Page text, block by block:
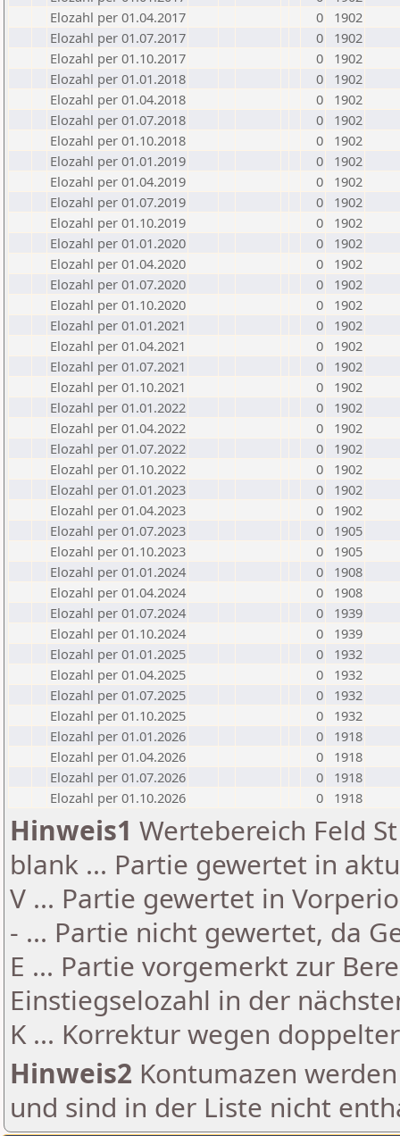
Elozahl per 01.04.2017
0
1902
Elozahl per 01.07.2017
0
1902
Elozahl per 01.10.2017
0
1902
Elozahl per 01.01.2018
0
1902
Elozahl per 01.04.2018
0
1902
Elozahl per 01.07.2018
0
1902
Elozahl per 01.10.2018
0
1902
Elozahl per 01.01.2019
0
1902
Elozahl per 01.04.2019
0
1902
Elozahl per 01.07.2019
0
1902
Elozahl per 01.10.2019
0
1902
Elozahl per 01.01.2020
0
1902
Elozahl per 01.04.2020
0
1902
Elozahl per 01.07.2020
0
1902
Elozahl per 01.10.2020
0
1902
Elozahl per 01.01.2021
0
1902
Elozahl per 01.04.2021
0
1902
Elozahl per 01.07.2021
0
1902
Elozahl per 01.10.2021
0
1902
Elozahl per 01.01.2022
0
1902
Elozahl per 01.04.2022
0
1902
Elozahl per 01.07.2022
0
1902
Elozahl per 01.10.2022
0
1902
Elozahl per 01.01.2023
0
1902
Elozahl per 01.04.2023
0
1902
Elozahl per 01.07.2023
0
1905
Elozahl per 01.10.2023
0
1905
Elozahl per 01.01.2024
0
1908
Elozahl per 01.04.2024
0
1908
Elozahl per 01.07.2024
0
1939
Elozahl per 01.10.2024
0
1939
Elozahl per 01.01.2025
0
1932
Elozahl per 01.04.2025
0
1932
Elozahl per 01.07.2025
0
1932
Elozahl per 01.10.2025
0
1932
Elozahl per 01.01.2026
0
1918
Elozahl per 01.04.2026
0
1918
Elozahl per 01.07.2026
0
1918
Elozahl per 01.10.2026
0 1918
Hinweis1 Wertebereich Feld
blank ... Partie gewertet in
V ... Partie gewertet in
- ... Partie nicht gewertet, da
E ... Partie vorgemerkt zur
Einstiegselozahl in der
K ... Korrektur wegen
Hinweis2 Kontumazen
und sind in der Liste nicht